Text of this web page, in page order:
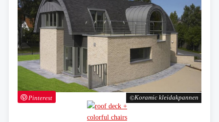
Koramic kleidakpannen
Pinterest